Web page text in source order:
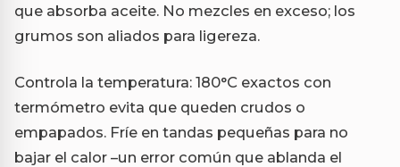
que absorba aceite. No mezcles en exceso; los
grumos son aliados para ligereza.
Controla la temperatura: 180°C exactos con
termómetro evita que queden crudos o
empapados. Fríe en tandas pequeñas para no
bajar el calor –un error común que ablanda el